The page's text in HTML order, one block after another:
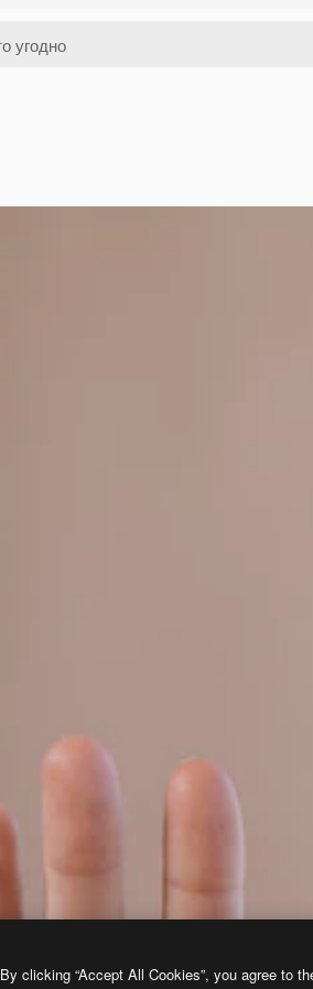
By clicking “Accept All Cookies”, you agree to